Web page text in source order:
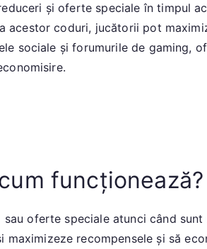
despre
codurile
promoționale:
Coduri
recompenselor
și oferte speciale în timpul
coduri, jucătorii pot
sociale și forumurile de gaming,
funcționează?
oferte speciale atunci când
recompensele și să